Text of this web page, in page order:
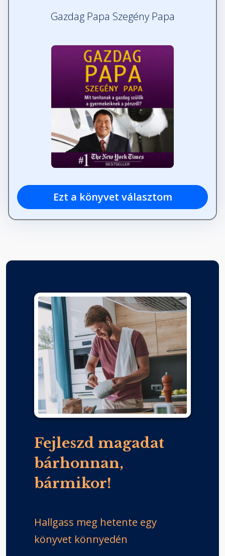
Gazdag Papa Szegény Papa
Ezt a könyvet választom
Fejleszd magadat
bárhonnan,
bármikor!
Hallgass meg hetente egy
könyvet könnyedén